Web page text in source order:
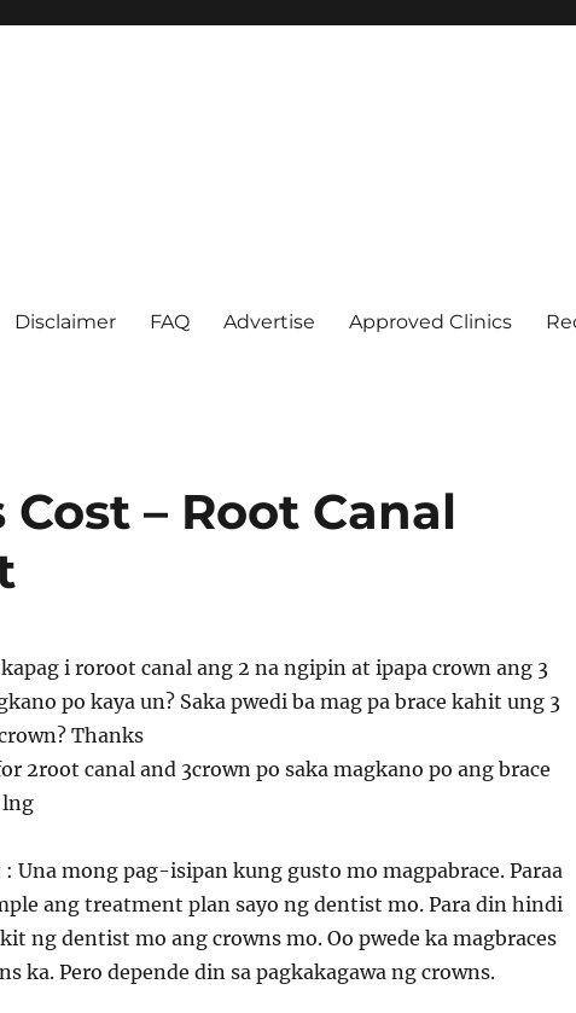
Disclaimer FAQ Advertise Approved Clinics
– Root Canal
i roroot canal ang 2 na ngipin at ipapa crown ang 3
po kaya un? Saka pwedi ba mag pa brace kahit ung 3
Thanks
2root canal and 3crown po saka magkano po ang brace
lng
: Una mong pag-isipan kung gusto mo magpabrace. Paraa
ang treatment plan sayo ng dentist mo. Para din hindi
ng dentist mo ang crowns mo. Oo pwede ka magbraces
ka. Pero depende din sa pagkakagawa ng crowns.